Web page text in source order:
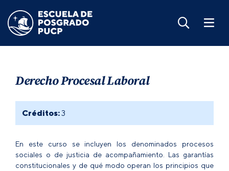
Derecho Procesal Laboral
Créditos:3
En este curso se incluyen los denominados procesos
sociales o de justicia de acompañamiento. Las garantías
constitucionales y de qué modo operan los principios que